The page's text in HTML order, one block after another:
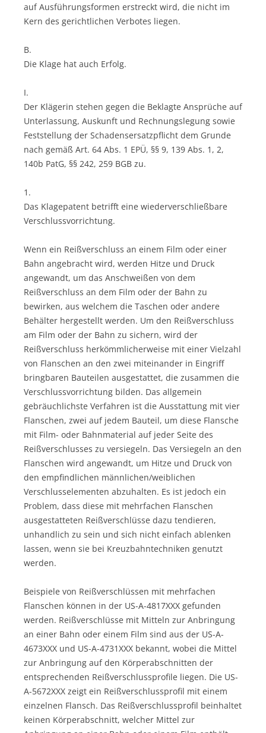
auf Ausführungsformen erstreckt wird, die nicht im
Kern des gerichtlichen Verbotes liegen.
B.
Die Klage hat auch Erfolg.
I.
Der Klägerin stehen gegen die Beklagte Ansprüche auf
Unterlassung, Auskunft und Rechnungslegung sowie
Feststellung der Schadensersatzpflicht dem Grunde
nach gemäß Art. 64 Abs. 1 EPÜ, §§ 9, 139 Abs. 1, 2,
140b PatG, §§ 242, 259 BGB zu.
1.
Das Klagepatent betrifft eine wiederverschließbare
Verschlussvorrichtung.
Wenn ein Reißverschluss an einem Film oder einer
Bahn angebracht wird, werden Hitze und Druck
angewandt, um das Anschweißen von dem
Reißverschluss an dem Film oder der Bahn zu
bewirken, aus welchem die Taschen oder andere
Behälter hergestellt werden. Um den Reißverschluss
am Film oder der Bahn zu sichern, wird der
Reißverschluss herkömmlicherweise mit einer Vielzahl
von Flanschen an den zwei miteinander in Eingriff
bringbaren Bauteilen ausgestattet, die zusammen die
Verschlussvorrichtung bilden. Das allgemein
gebräuchlichste Verfahren ist die Ausstattung mit vier
Flanschen, zwei auf jedem Bauteil, um diese Flansche
mit Film- oder Bahnmaterial auf jeder Seite des
Reißverschlusses zu versiegeln. Das Versiegeln an den
Flanschen wird angewandt, um Hitze und Druck von
den empfindlichen männlichen/weiblichen
Verschlusselementen abzuhalten. Es ist jedoch ein
Problem, dass diese mit mehrfachen Flanschen
ausgestatteten Reißverschlüsse dazu tendieren,
unhandlich zu sein und sich nicht einfach ablenken
lassen, wenn sie bei Kreuzbahntechniken genutzt
werden.
Beispiele von Reißverschlüssen mit mehrfachen
Flanschen können in der US-A-4817XXX gefunden
werden. Reißverschlüsse mit Mitteln zur Anbringung
an einer Bahn oder einem Film sind aus der US-A-
4673XXX und US-A-4731XXX bekannt, wobei die Mittel
zur Anbringung auf den Körperabschnitten der
entsprechenden Reißverschlussprofile liegen. Die US-
A-5672XXX zeigt ein Reißverschlussprofil mit einem
einzelnen Flansch. Das Reißverschlussprofil beinhaltet
keinen Körperabschnitt, welcher Mittel zur